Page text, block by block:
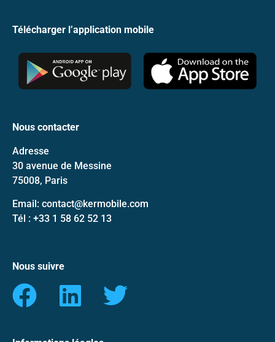
Télécharger l’application mobile
Nous contacter
Adresse
30 avenue de Messine
75008, Paris
Email: contact@kermobile.com
Tél : +33 1 58 62 52 13
Nous suivre